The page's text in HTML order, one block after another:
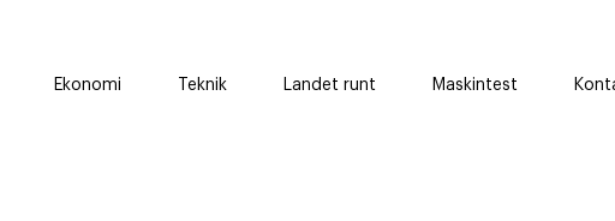
Ekonomi Teknik Landet runt Maskintest